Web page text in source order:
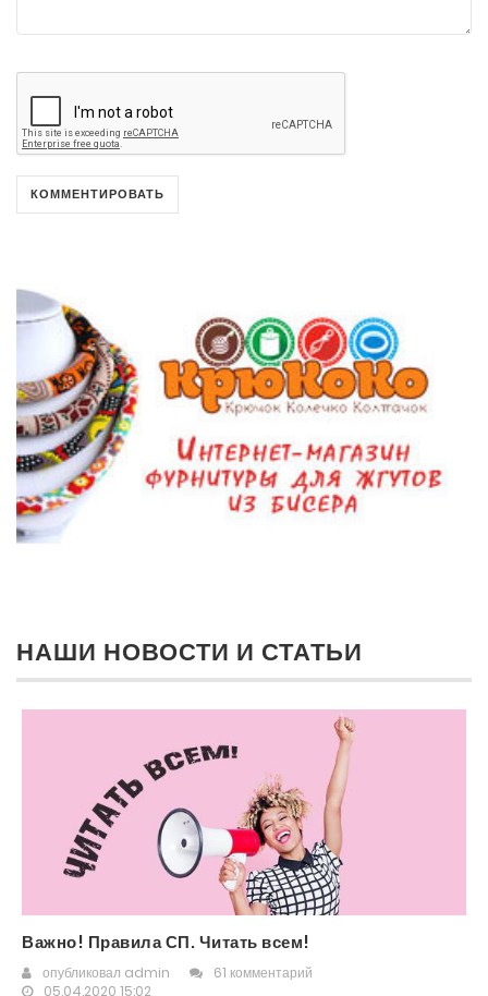
НАШИ НОВОСТИ И СТАТЬИ
Важно! Правила СП. Читать всем!
опубликовал admin
61 комментарий
05.04.2020 15:02